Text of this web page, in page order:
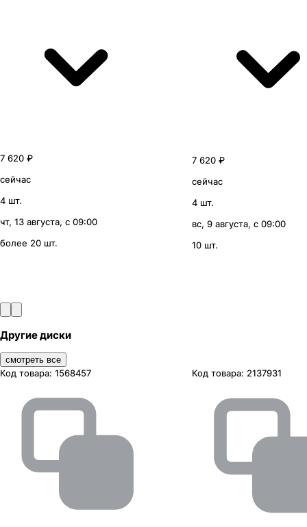
7 620 ₽
сейчас
4 шт.
чт, 13 августа, с 09:00
более 20 шт.
7 620 ₽
сейчас
4 шт.
вс, 9 августа, с 09:00
10 шт.
Другие диски
смотреть все
Код товара: 1568457 Код товара: 2137931